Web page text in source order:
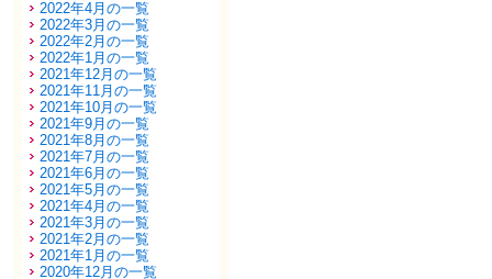
2022年4月の一覧
2022年3月の一覧
2022年2月の一覧
2022年1月の一覧
2021年12月の一覧
2021年11月の一覧
2021年10月の一覧
2021年9月の一覧
2021年8月の一覧
2021年7月の一覧
2021年6月の一覧
2021年5月の一覧
2021年4月の一覧
2021年3月の一覧
2021年2月の一覧
2021年1月の一覧
2020年12月の一覧